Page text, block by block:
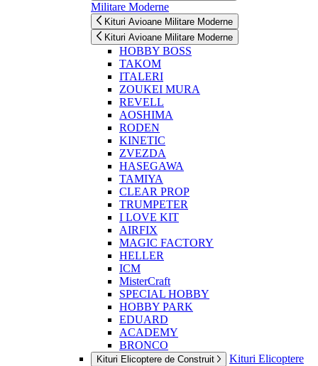
Militare Moderne
Kituri Avioane Militare Moderne
Kituri Avioane Militare Moderne
HOBBY BOSS
TAKOM
ITALERI
ZOUKEI MURA
REVELL
AOSHIMA
RODEN
KINETIC
ZVEZDA
HASEGAWA
TAMIYA
CLEAR PROP
TRUMPETER
I LOVE KIT
AIRFIX
MAGIC FACTORY
HELLER
ICM
MisterCraft
SPECIAL HOBBY
HOBBY PARK
EDUARD
ACADEMY
BRONCO
Kituri Elicoptere de Construit
Kituri Elicoptere